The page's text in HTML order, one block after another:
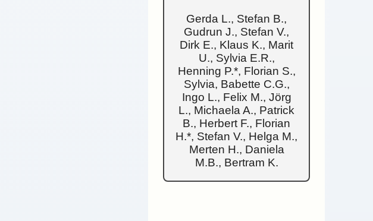
Gerda L., Stefan B.,
Gudrun J., Stefan V.,
Dirk E., Klaus K., Marit
U., Sylvia E.R.,
Henning P.*, Florian S.,
Sylvia, Babette C.G.,
Ingo L., Felix M., Jörg
L., Michaela A., Patrick
B., Herbert F., Florian
H.*, Stefan V., Helga M.,
Merten H., Daniela
M.B., Bertram K.